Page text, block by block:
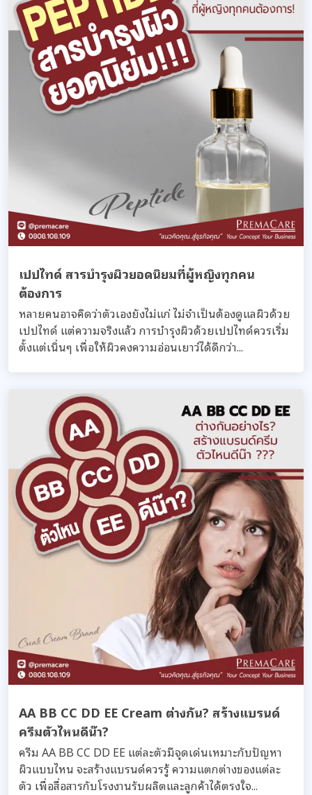
เปปไทด์ สารบำรุงผิวยอดนิยมที่ผู้หญิงทุกคน
ต้องการ
หลายคนอาจคิดว่าตัวเองยังไม่แก่ ไม่จำเป็นต้องดูแลผิวด้วย
เปปไทด์ แต่ความจริงแล้ว การบำรุงผิวด้วยเปปไทด์ควรเริ่ม
ตั้งแต่เนิ่นๆ เพื่อให้ผิวคงความอ่อนเยาว์ได้ดีกว่า...
AA BB CC DD EE Cream ต่างกัน? สร้างแบรนด์
ครีมตัวไหนดีน๊า?
ครีม AA BB CC DD EE แต่ละตัวมีจุดเด่นเหมาะกับปัญหา
ผิวแบบไหน จะสร้างแบรนด์ควรรู้ ความแตกต่างของแต่ละ
ตัว เพื่อสื่อสารกับโรงงานรับผลิตและลูกค้าได้ตรงใจ...